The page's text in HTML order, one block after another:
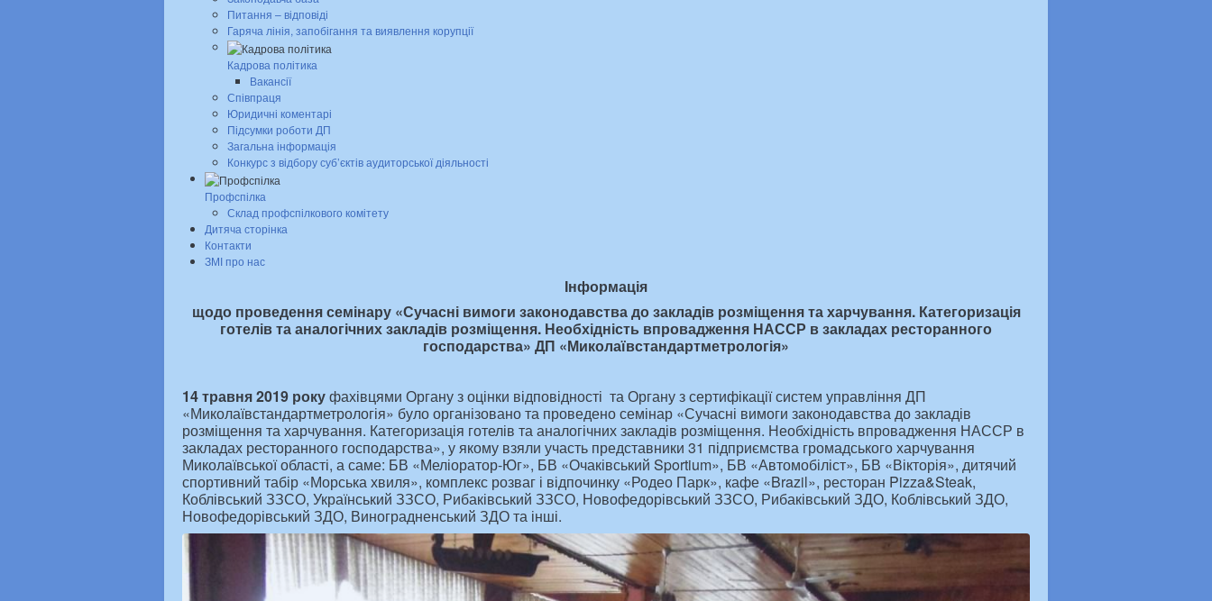
Питання – відповіді
Гаряча лінія, запобігання та виявлення корупції
Кадрова політика
Вакансії
Співпраця
Юридичні коментарі
Підсумки роботи ДП
Загальна інформація
Конкурс з відбору суб’єктів аудиторської діяльності
Профспілка
Склад профспілкового комітету
Дитяча сторінка
Контакти
ЗМІ про нас
Інформація
щодо проведення семінару «Сучасні вимоги законодавства до закладів розміщення та харчування. Категоризація
готелів та аналогічних закладів розміщення. Необхідність впровадження НАССР в закладах ресторанного
господарства» ДП «Миколаївстандартметрологія»
14 травня 2019 рокуфахівцями Органу з оцінки відповідності та Органу з сертифікації систем управління ДП
«Миколаївстандартметрологія» було організовано та проведено семінар «Сучасні вимоги законодавства до закладів
розміщення та харчування. Категоризація готелів та аналогічних закладів розміщення. Необхідність впровадження НАССР в
закладах ресторанного господарства», у якому взяли участь представники 31 підприємства громадського харчування
Миколаївської області, а саме: БВ «Меліоратор-Юг», БВ «Очаківський Sportium», БВ «Автомобіліст», БВ «Вікторія», дитячий
спортивний табір «Морська хвиля», комплекс розваг і відпочинку «Родео Парк», кафе «Brazil», ресторан Pizza&Steak,
Коблівський ЗЗСО, Український ЗЗСО, Рибаківський ЗЗСО, Новофедорівський ЗЗСО, Рибаківський ЗДО, Коблівський ЗДО,
Новофедорівський ЗДО, Виноградненський ЗДО та інші.